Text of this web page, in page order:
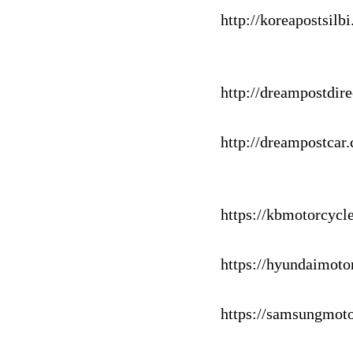
http://
http://
http://
https://
https://
https://